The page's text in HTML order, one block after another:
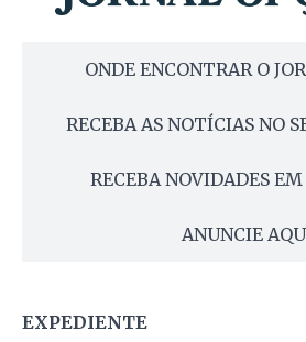
ONDE ENCONTRAR O
RECEBA AS NOTÍCIAS NO
RECEBA NOVIDADES
ANUNCIE
EXPEDIENTE